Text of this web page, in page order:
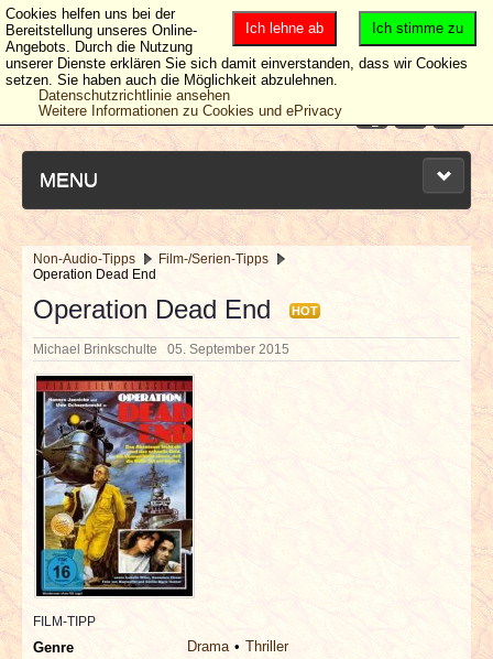
MENU
NEUESTE ARTIKEL
NEWS & DATES
BERICHTE
VERLOSUNGEN
INTERVIEWS
SPECIALS
REDAKTION
Non-Audio-Tipps
Film-/Serien-Tipps
Operation Dead End
Operation Dead End HOT
Michael Brinkschulte 05. September 2015
FILM-TIPP
Genre Drama
Thriller
Ich stimme zu
Ich lehne ab
Cookies helfen uns bei der
Bereitstellung unseres Online-
Angebots. Durch die Nutzung
unserer Dienste erklären Sie sich damit einverstanden, dass wir Cookies
setzen. Sie haben auch die Möglichkeit abzulehnen.
Datenschutzrichtlinie ansehen
Weitere Informationen zu Cookies und ePrivacy